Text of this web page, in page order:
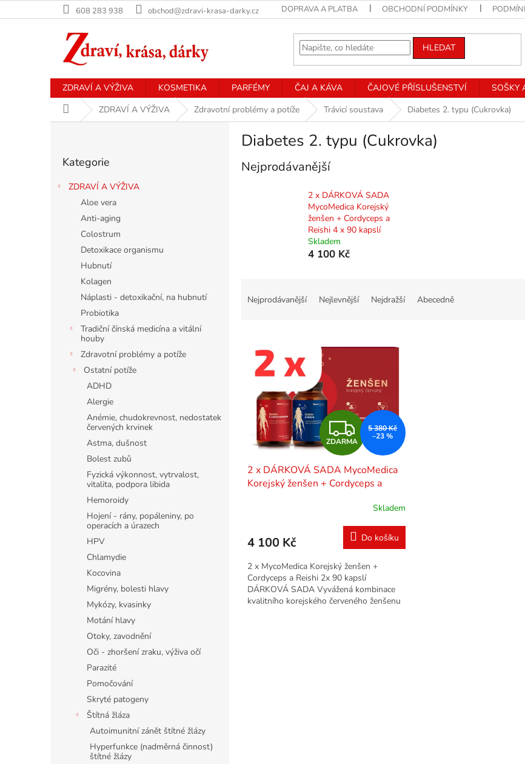
na
608 283 938 obchod@zdravi-krasa-darky.cz DOPRAVA A PLATBA OBCHODNÍ PODMÍNKY
HLEDAT
ZDRAVÍ A VÝŽIVA KOSMETIKA PARFÉMY ČAJ A KÁVA ČAJOVÉ PŘÍSLUŠENSTVÍ SOŠKY
Domů ZDRAVÍ A VÝŽIVA Zdravotní problémy a potíže Trávicí soustava Diabetes 2. typu (Cukrovka)
kategorie
Kategorie
ZDRAVÍ A VÝŽIVA
Aloe vera
Anti-aging
Colostrum
Detoxikace organismu
Hubnutí
Kolagen
Náplasti - detoxikační, na hubnutí
Probiotika
Tradiční čínská medicína a vitální
houby
Zdravotní problémy a potíže
Ostatní potíže
ADHD
Alergie
Anémie, chudokrevnost, nedostatek
červených krvinek
Astma, dušnost
Bolest zubů
Fyzická výkonnost, vytrvalost,
vitalita, podpora libida
Hemoroidy
Hojení - rány, popáleniny, po
operacích a úrazech
HPV
Chlamydie
Kocovina
Migrény, bolesti hlavy
Mykózy, kvasinky
Motání hlavy
Otoky, zavodnění
Oči - zhoršení zraku, výživa očí
Parazité
Pomočování
Skryté patogeny
Štítná žláza
Autoimunitní zánět štítné žlázy
Hyperfunkce (nadměrná činnost)
štítné žlázy
Diabetes 2. typu (Cukrovka)
Nejprodávanější
2 x DÁRKOVÁ SADA
MycoMedica Korejský
ženšen + Cordyceps a
Reishi 4 x 90 kapslí
Skladem
4 100 Kč
Nejprodávanější Nejlevnější Nejdražší Abecedně
Z
D
A
M
A
ZDARMA
5 380 Kč
–23 %
2 x DÁRKOVÁ SADA MycoMedica
Korejský ženšen + Cordyceps a
Skladem
4 100 Kč Do košíku
2 x MycoMedica Korejský ženšen +
Cordyceps a Reishi 2x 90 kapslí
DÁRKOVÁ SADA Vyvážená kombinace
kvalitního korejského červeného ženšenu